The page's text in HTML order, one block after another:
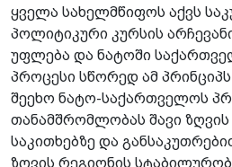
ყველა სახელმწიფოს აქვს
პოლიტიკური კურსის
უფლება და ნატოში
პროცესი სწორედ ამ პრინციპს
შეეხო ნატო-საქართველოს
თანამშრომლობას შავი
საკითხებზე და
ზღვის რეგიონის